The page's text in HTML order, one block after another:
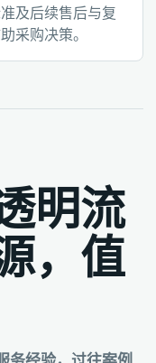
及后续售后与复
采购决策。
明流
，值